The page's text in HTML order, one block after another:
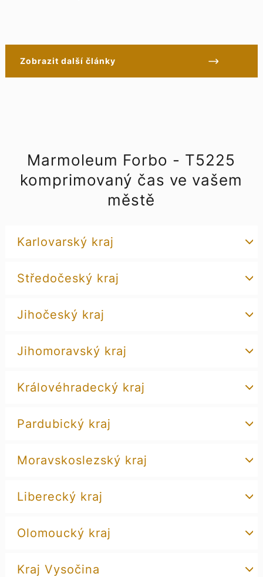
Zobrazit další články
Marmoleum Forbo - T5225
komprimovaný čas ve vašem
městě
Karlovarský kraj
Středočeský kraj
Jihočeský kraj
Jihomoravský kraj
Královéhradecký kraj
Pardubický kraj
Moravskoslezský kraj
Liberecký kraj
Olomoucký kraj
Kraj Vysočina